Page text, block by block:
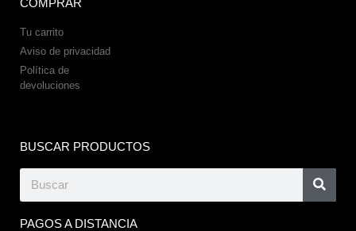
Tu carrito
Aviso de privacidad
Política de
devoluciones
BUSCAR PRODUCTOS
PAGOS A DISTANCIA